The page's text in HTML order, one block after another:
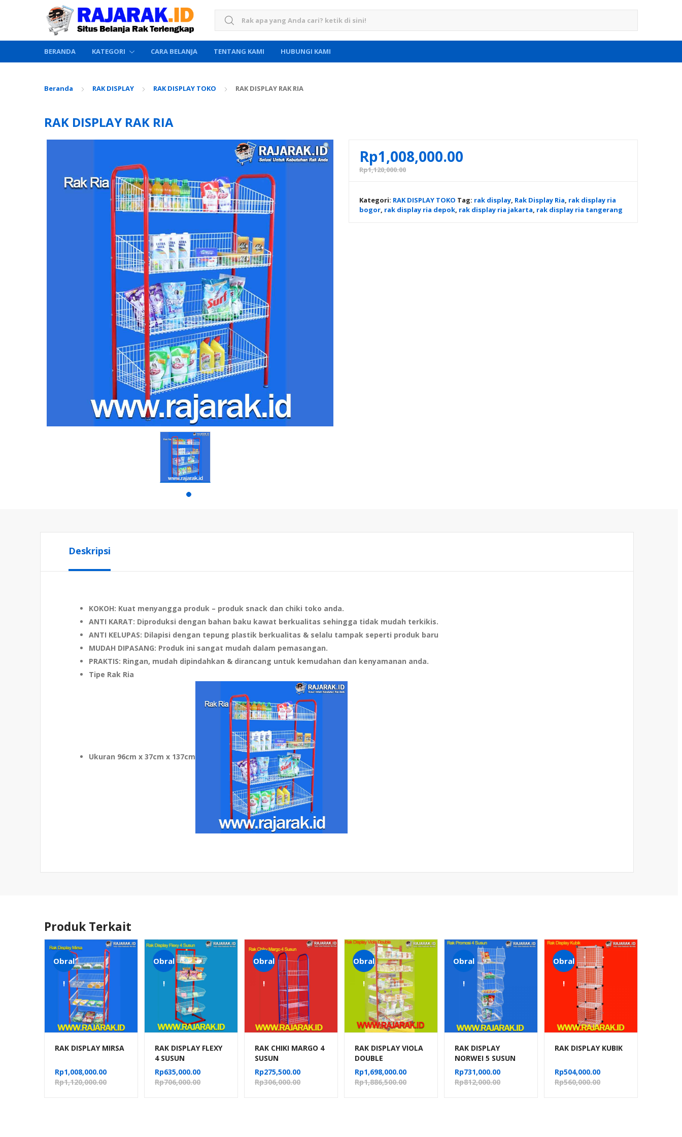
Search for:
BERANDA KATEGORI CARA BELANJA TENTANG KAMI HUBUNGI KAMI
Beranda RAK DISPLAY RAK DISPLAY TOKO RAK DISPLAY RAK RIA
RAK DISPLAY RAK RIA
Rp1,008,000.00
Rp1,120,000.00
Kategori: RAK DISPLAY TOKO Tag: rak display, Rak Display Ria, rak display ria
bogor, rak display ria depok, rak display ria jakarta, rak display ria tangerang
Deskripsi
KOKOH: Kuat menyangga produk – produk snack dan chiki toko anda.
ANTI KARAT: Diproduksi dengan bahan baku kawat berkualitas sehingga tidak mudah terkikis.
ANTI KELUPAS: Dilapisi dengan tepung plastik berkualitas & selalu tampak seperti produk baru
MUDAH DIPASANG: Produk ini sangat mudah dalam pemasangan.
PRAKTIS: Ringan, mudah dipindahkan & dirancang untuk kemudahan dan kenyamanan anda.
Tipe Rak Ria
Ukuran 96cm x 37cm x 137cm
Produk Terkait
Obral
!
RAK DISPLAY MIRSA
Rp1,008,000.00
Rp1,120,000.00
Obral
!
RAK DISPLAY FLEXY
4 SUSUN
Rp635,000.00
Rp706,000.00
Obral
!
RAK CHIKI MARGO 4
SUSUN
Rp275,500.00
Rp306,000.00
Obral
!
RAK DISPLAY VIOLA
DOUBLE
Rp1,698,000.00
Rp1,886,500.00
Obral
!
RAK DISPLAY
NORWEI 5 SUSUN
Rp731,000.00
Rp812,000.00
Obral
!
RAK DISPLAY KUBIK
Rp504,000.00
Rp560,000.00